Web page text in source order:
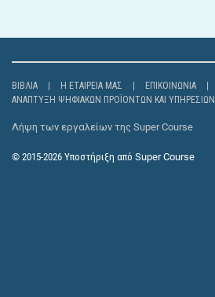
ΒΙΒΛΊΑ Η ΕΤΑΙΡΕΊΑ ΜΑΣ ΕΠΙΚΟΙΝΩΝΊΑ
ΑΝΆΠΤΥΞΗ ΨΗΦΙΑΚΏΝ ΠΡΟΪΌΝΤΩΝ ΚΑΙ ΥΠΗΡΕΣΙΏΝ
Λήψη των εργαλείων της Super Course
© 2015-2026 Υποστήριξη από Super Course